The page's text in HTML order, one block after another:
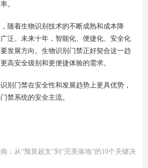
。
随着生物识别技术的不断成熟和成本降
泛。未来十年，智能化、便捷化、安全化
发展方向。生物识别门禁正好契合这一趋
高安全级别和更便捷体验的需求。
别门禁在安全性和发展趋势上更具优势，
禁系统的安全主流。
：从“预算超支”到“完美落地”的10个关键决